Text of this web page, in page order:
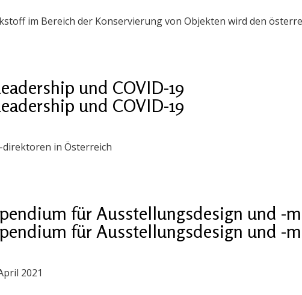
im Bereich der Konservierung von Objekten wird den
und COVID-19
und COVID-19
in Österreich
für Ausstellungsdesign und -
für Ausstellungsdesign und -
2021